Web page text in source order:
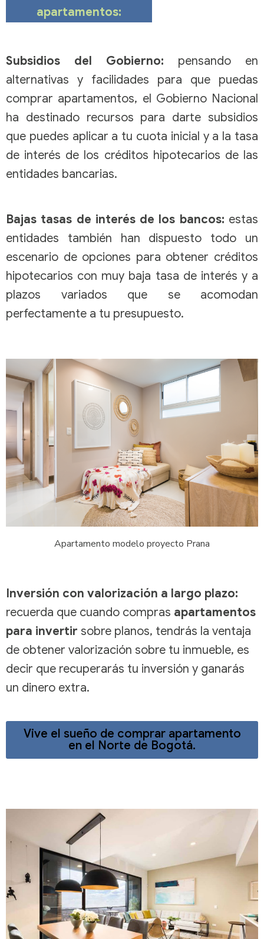
apartamentos:
Subsidios del Gobierno: pensando en
alternativas y facilidades para que puedas
comprar apartamentos, el Gobierno Nacional
ha destinado recursos para darte subsidios
que puedes aplicar a tu cuota inicial y a la tasa
de interés de los créditos hipotecarios de las
entidades bancarias.
Bajas tasas de interés de los bancos: estas
entidades también han dispuesto todo un
escenario de opciones para obtener créditos
hipotecarios con muy baja tasa de interés y a
plazos variados que se acomodan
perfectamente a tu presupuesto.
Apartamento modelo proyecto Prana
Inversión con valorización a largo plazo:
recuerda que cuando compras apartamentos
para invertir sobre planos, tendrás la ventaja
de obtener valorización sobre tu inmueble, es
decir que recuperarás tu inversión y ganarás
un dinero extra.
Vive el sueño de comprar apartamento
en el Norte de Bogotá.